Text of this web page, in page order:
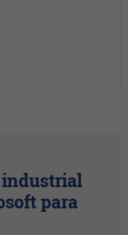
industrial
para